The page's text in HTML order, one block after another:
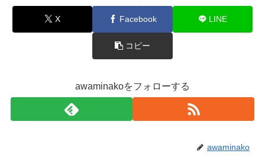
X Facebook LINE
コピー
awaminakoをフォローする
awaminako